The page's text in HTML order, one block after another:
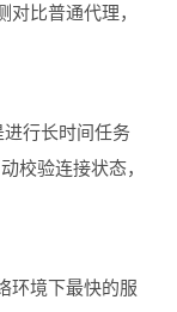
比普通代理，
行长时间任务
校验连接状态，
环境下最快的服